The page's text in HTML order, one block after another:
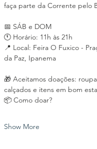
faça parte da Corrente pelo
📅 SÁB e DOM
🕚 Horário: 11h às 21h
📍 Local: Feira O Fuxico -
da Paz, Ipanema
🎁 Aceitamos doações:
calçados e itens em bom
📦 Como doar?
Show More